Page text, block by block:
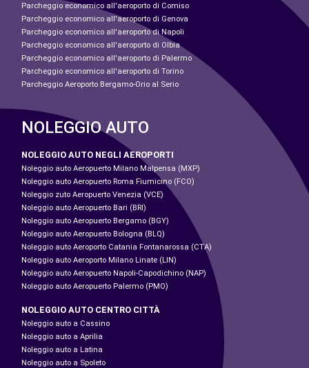
Parcheggio economico all'aeroporto di Comiso
Parcheggio economico all'aeroporto di Genova
Parcheggio economico all'aeroporto di Napoli
Parcheggio economico all'aeroporto di Olbia
Parcheggio economico all'aeroporto di Palermo
Parcheggio economico all'aeroporto di Torino
Parcheggio Aeroporto Bergamo-Orio al Serio
NOLEGGIO AUTO
NOLEGGIO AUTO NEGLI AEROPORTI
Noleggio auto Aeropuerto Milano Malpensa (MXP)
Noleggio auto Aeropuerto Roma Fiumicino (FCO)
Noleggio zuto Aeropuerto Venezia (VCE)
Noleggio auto Aeropuerto Bari (BRI)
Noleggio auto Aeropuerto Bergamo (BGY)
Noleggio auto Aeropuerto Bologna (BLQ)
Noleggio auto Aeroporto Catania Fontanarossa (CTA)
Noleggio auto Aeroporto Milano Linate (LIN)
Noleggio auto Aeropuerto Napoli-Capodichino (NAP)
Noleggio auto Aeropuerto Palermo (PMO)
NOLEGGIO AUTO CENTRO CITTÀ
Noleggio auto a Cassino
Noleggio auto a Aprilia
Noleggio auto a Latina
Noleggio auto a Spoleto